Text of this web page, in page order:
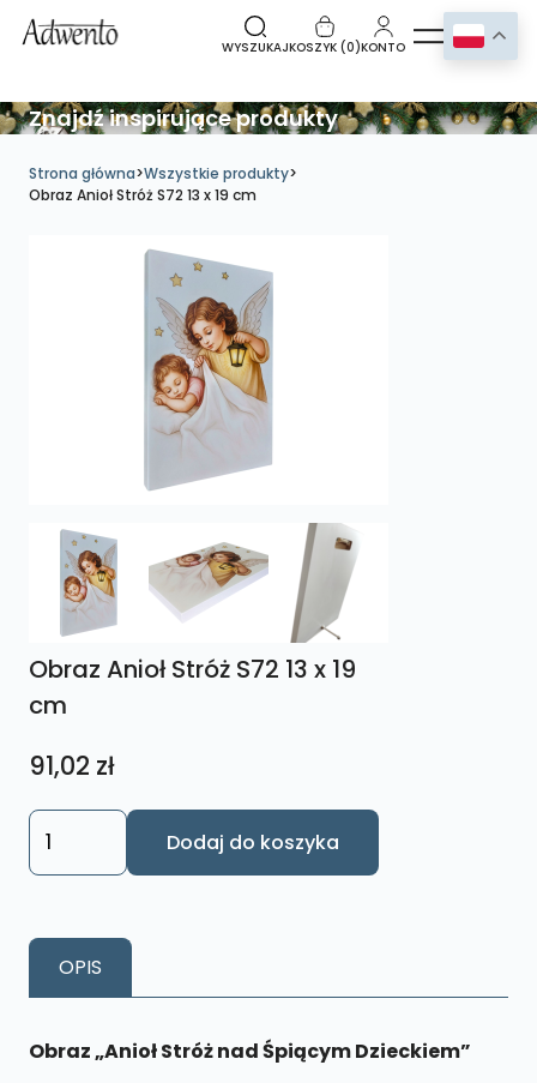
WYSZUKAJKOSZYK (0)KONTO
Znajdź inspirujące produkty
Strona główna>Wszystkie produkty>
Obraz Anioł Stróż S72 13 x 19 cm
Obraz Anioł Stróż S72 13 x 19
cm
91,02 zł
ilość
Obraz
S72
19
Dodaj do koszyka
OPIS
Obraz „Anioł Stróż nad Śpiącym Dzieckiem”